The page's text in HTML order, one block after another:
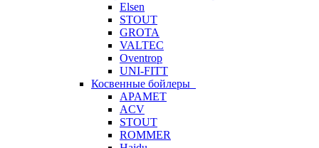
Elsen
STOUT
GROTA
VALTEC
Oventrop
UNI-FITT
Косвенные бойлеры
APAMET
ACV
STOUT
ROMMER